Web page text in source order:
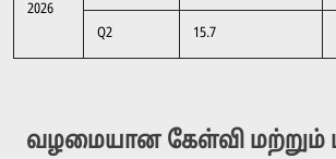
2026
Q2 15.7
வழமையான கேள்வி மற்றும்